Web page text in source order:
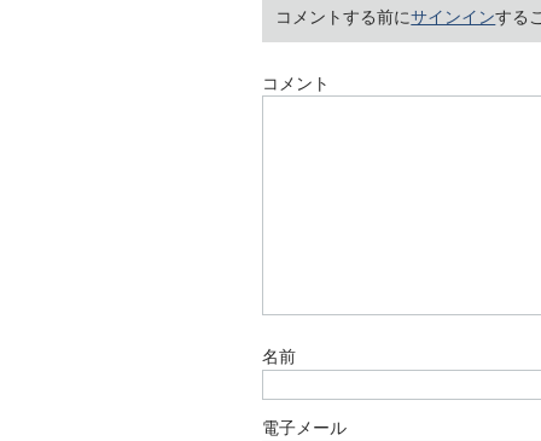
コメントする前にサインインする
コメント
名前
電子メール